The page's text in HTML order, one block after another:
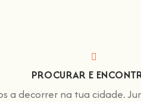
PROCURAR E
a decorrer na tua cidade.